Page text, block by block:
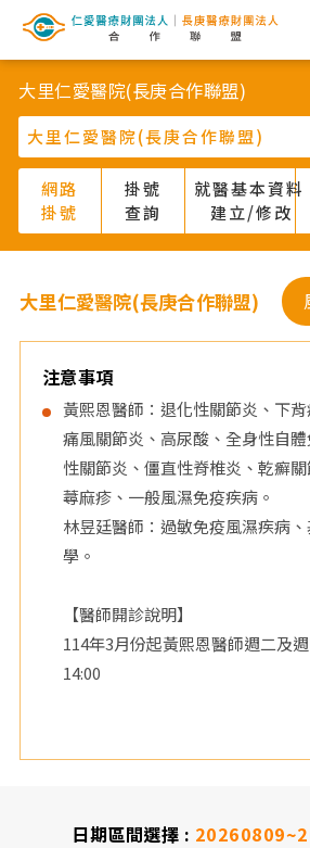
網
路
掛
號
系
統
-
仁
愛
大里仁愛醫院(長庚合作聯盟)
網路
掛號
掛號
查詢
就醫基本資料
建立/修改
大里仁愛醫院(長庚合作聯盟)
注意事項
黃熙恩醫師：退化性關節炎、下背
痛風關節炎、高尿酸、全身性自
性關節炎、僵直性脊椎炎、乾癬
蕁麻疹、一般風濕免疫疾病。
林昱廷醫師：過敏免疫風濕疾病
學。
【醫師開診說明】
114年3月份起黃熙恩醫師週二及
14:00
日期區間選擇 :